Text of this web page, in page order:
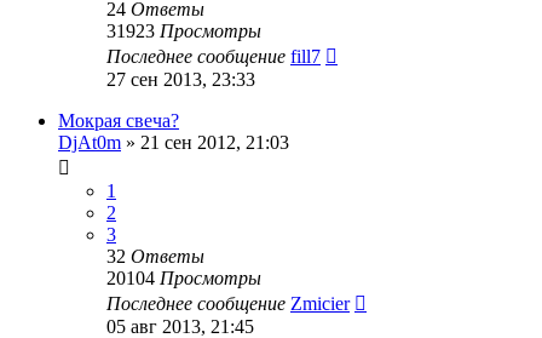
24 Ответы
31923 Просмотры
Последнее сообщение fill7
27 сен 2013, 23:33
Мокрая свеча?
DjAt0m » 21 сен 2012, 21:03
1
2
3
32 Ответы
20104 Просмотры
Последнее сообщение Zmicier
05 авг 2013, 21:45